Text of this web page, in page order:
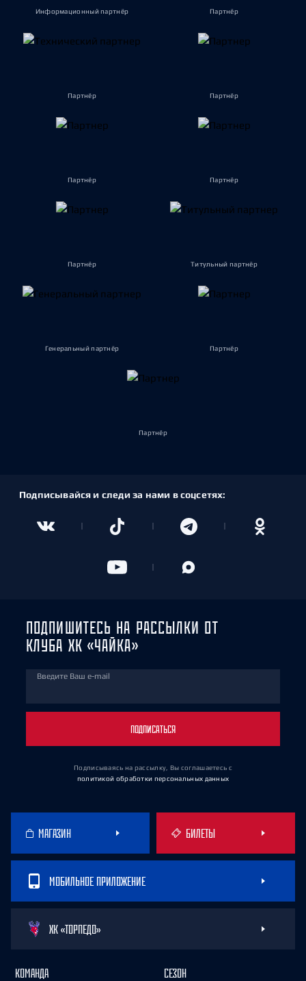
Информационный партнёр Партнёр
Партнёр Партнёр
Партнёр Партнёр
Партнёр Титульный партнёр
Генеральный партнёр Партнёр
Партнёр
Подписывайся и следи за нами в соцсетях:
ПОДПИШИТЕСЬ НА РАССЫЛКИ ОТ
КЛУБА ХК «ЧАЙКА»
Введите Ваш e-mail
ПОДПИСАТЬСЯ
Подписываясь на рассылку, Вы соглашаетесь с
политикой обработки персональных данных
МАГАЗИН БИЛЕТЫ
МОБИЛЬНОЕ ПРИЛОЖЕНИЕ
ХК «ТОРПЕДО»
КОМАНДА СЕЗОН